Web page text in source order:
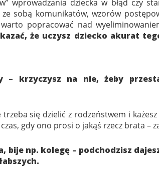
wprowadzania dziecka w błąd czy
ze sobą komunikatów, wzorów
popracować nad
że uczysz dziecko akurat
– krzyczysz na nie, żeby
trzeba się dzielić z rodzeństwem i
gdy ono prosi o jakąś rzecz brata –
bije np. kolegę – podchodzisz